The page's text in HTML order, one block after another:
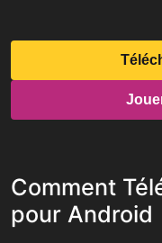
Comment
pour Android